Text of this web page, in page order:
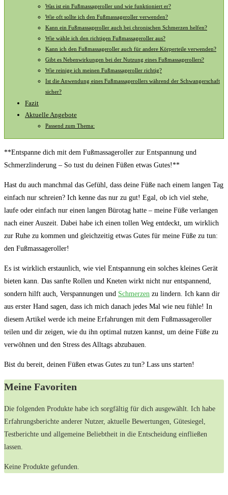
Was ist ⁤ein Fußmassageroller und ‌wie funktioniert ‌er?
Wie oft‌ sollte⁢ ich den ⁢Fußmassageroller‍ verwenden?
Kann ein ⁤Fußmassageroller auch‍ bei chronischen Schmerzen helfen?
Wie⁣ wähle ich den richtigen Fußmassageroller aus?
Kann ​ich den Fußmassageroller auch für⁣ andere‍ Körperteile verwenden?
Gibt es Nebenwirkungen bei der Nutzung ⁤eines Fußmassagerollers?
Wie reinige ich meinen‌ Fußmassageroller⁢ richtig?
Ist die Anwendung⁢ eines Fußmassagerollers während der Schwangerschaft
‍sicher?
Fazit
Aktuelle Angebote
Passend zum Thema:
**Entspanne‌ dich mit⁤ dem Fußmassageroller zur Entspannung und
Schmerzlinderung –⁣ So tust ⁣du deinen Füßen etwas Gutes!**
Hast du⁢ auch ‍manchmal das⁢ Gefühl, dass deine Füße nach einem langen Tag
einfach nur ‌schreien?​ Ich​ kenne das nur zu gut!‍ Egal, ‌ob ich viel stehe,⁣
laufe oder ‌einfach nur einen langen ⁤Bürotag ‍hatte ‍– ‌meine​ Füße verlangen
nach einer Auszeit. Dabei habe ich ​einen​ tollen Weg entdeckt, um wirklich
zur⁢ Ruhe zu kommen ​und gleichzeitig‍ etwas Gutes für ⁤meine ​Füße zu tun:
den‌ Fußmassageroller!
Es ist wirklich erstaunlich, wie ⁢viel Entspannung ein solches kleines Gerät
bieten kann. Das⁢ sanfte Rollen und Kneten ​wirkt nicht ‌nur ⁤entspannend,
sondern⁢ hilft auch, Verspannungen und​ Schmerzen zu⁣ lindern.​ Ich ⁣kann dir
aus erster Hand sagen, dass ich mich ⁢danach jedes Mal ‌wie neu fühle!​ In‌
diesem Artikel werde ich meine Erfahrungen ⁣mit dem Fußmassageroller
⁣teilen und ⁢dir zeigen, wie du ihn optimal ‍nutzen kannst, um‌ deine ⁢Füße zu ​
verwöhnen und den Stress des Alltags abzubauen.⁤
Bist du bereit, ⁣deinen Füßen etwas Gutes‍ zu tun? Lass uns starten!
Meine Favoriten
Die folgenden Produkte ⁣habe ich⁣ sorgfältig ​für dich ausgewählt. Ich‌ habe
Erfahrungsberichte ‌anderer ⁢Nutzer, aktuelle ‍Bewertungen, ⁣Gütesiegel,
Testberichte und ​allgemeine ​Beliebtheit in die ⁤Entscheidung⁣ einfließen
lassen.
Keine Produkte gefunden.